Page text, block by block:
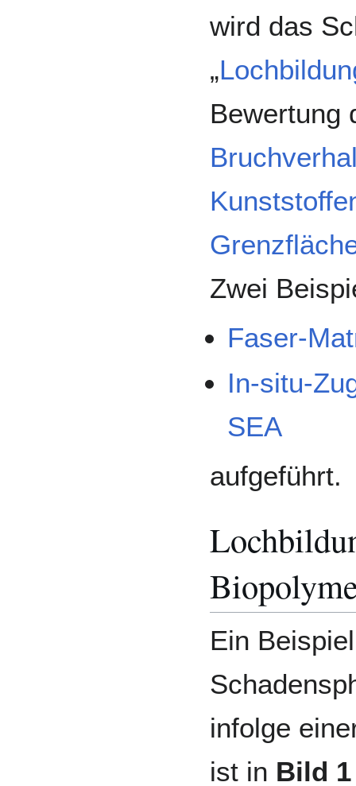
wird das
„
Bewertung
Zwei
Faser-
In-situ-
SEA
aufgeführt.
Ein
infolge
ist in Bild 1